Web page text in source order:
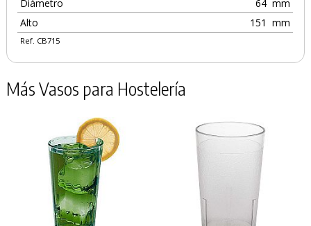
Diámetro
64 mm
Alto
151 mm
Ref. CB715
Más Vasos para Hostelería